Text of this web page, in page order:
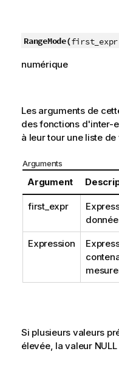
RangeMode(
numérique
Les arguments de
des fonctions d'inter-
à leur tour une liste de
Arguments
Argument
first_expr
Expression
Si plusieurs valeurs
élevée, la valeur NULL